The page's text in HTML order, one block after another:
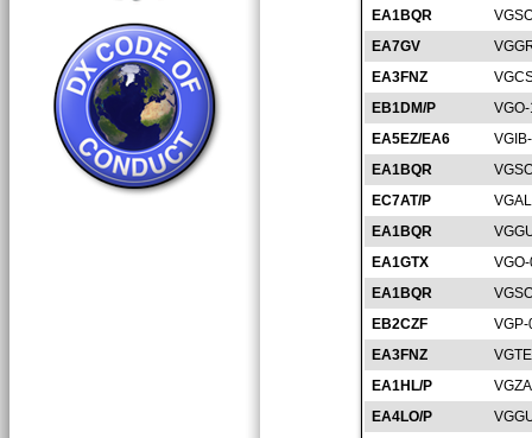
EA1BQR
EA7GV
EA3FNZ
EB1DM/P
EA5EZ/EA6
EA1BQR
EC7AT/P
EA1BQR
EA1GTX
EA1BQR
EB2CZF
EA3FNZ
EA1HL/P
EA4LO/P